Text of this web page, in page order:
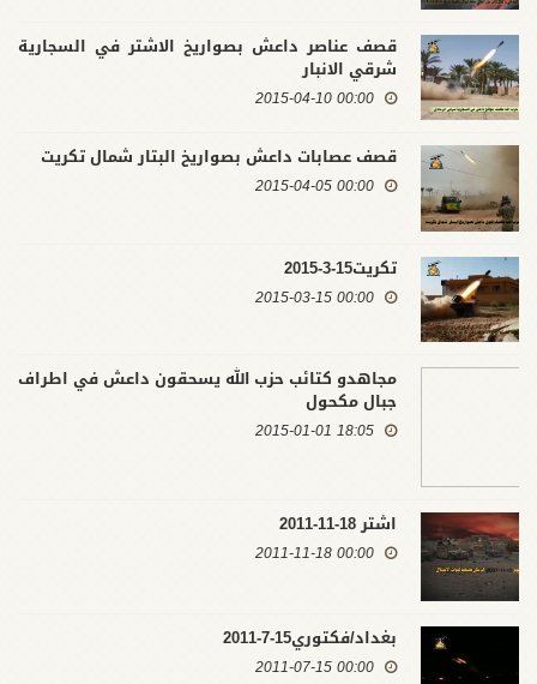
قصف عناصر داعش بصواريخ الاشتر في السجارية
شرقي الانبار
00:00 2015-04-10
قصف عصابات داعش بصواريخ البتار شمال تكريت
00:00 2015-04-05
تكريت15-3-2015
00:00 2015-03-15
مجاهدو كتائب حزب الله يسحقون داعش في اطراف
جبال مكحول
18:05 2015-01-01
اشتر 18-11-2011
00:00 2011-11-18
بغداد/فكتوري15-7-2011
00:00 2011-07-15